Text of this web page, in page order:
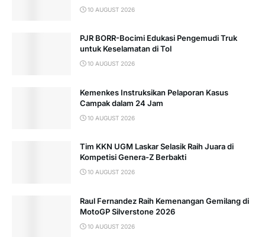
10 AUGUST 2026
PJR BORR-Bocimi Edukasi Pengemudi Truk
untuk Keselamatan di Tol
10 AUGUST 2026
Kemenkes Instruksikan Pelaporan Kasus
Campak dalam 24 Jam
10 AUGUST 2026
Tim KKN UGM Laskar Selasik Raih Juara di
Kompetisi Genera-Z Berbakti
10 AUGUST 2026
Raul Fernandez Raih Kemenangan Gemilang di
MotoGP Silverstone 2026
10 AUGUST 2026